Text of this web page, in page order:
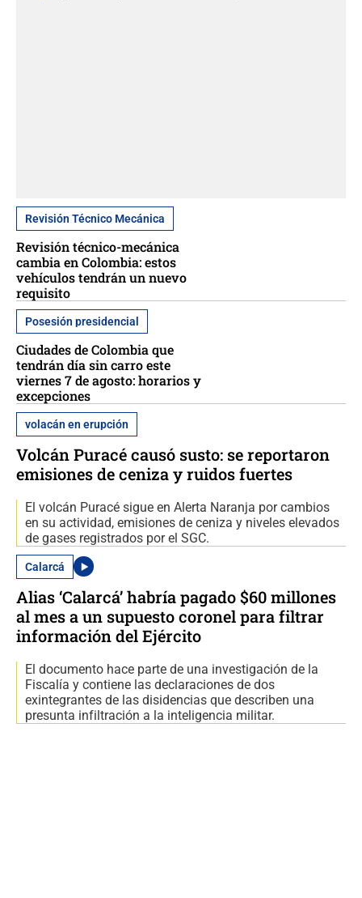
Revisión Técnico Mecánica
Revisión técnico-mecánica
cambia en Colombia: estos
vehículos tendrán un nuevo
requisito
Posesión presidencial
Ciudades de Colombia que
tendrán día sin carro este
viernes 7 de agosto: horarios y
excepciones
volacán en erupción
Volcán Puracé causó susto: se reportaron
emisiones de ceniza y ruidos fuertes
El volcán Puracé sigue en Alerta Naranja por cambios
en su actividad, emisiones de ceniza y niveles elevados
de gases registrados por el SGC.
Calarcá
Alias ‘Calarcá’ habría pagado $60 millones
al mes a un supuesto coronel para filtrar
información del Ejército
El documento hace parte de una investigación de la
Fiscalía y contiene las declaraciones de dos
exintegrantes de las disidencias que describen una
presunta infiltración a la inteligencia militar.